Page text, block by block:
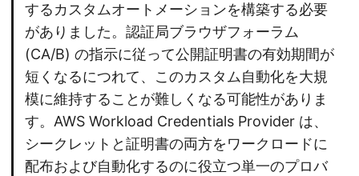
するカスタムオートメーションを構築する必要
がありました。認証局ブラウザフォーラム
(CA/B) の指示に従って公開証明書の有効期間が
短くなるにつれて、このカスタム自動化を大規
模に維持することが難しくなる可能性がありま
す。AWS Workload Credentials Provider は、
シークレットと証明書の両方をワークロードに
配布および自動化するのに役立つ単一のプロバ